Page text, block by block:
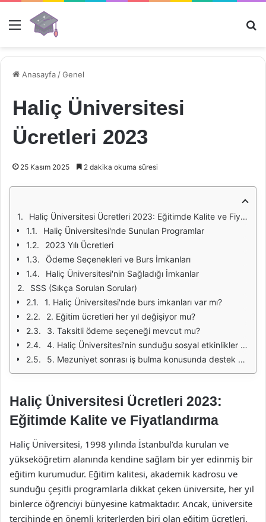
Menü
Anasayfa /Genel
Haliç Üniversitesi
Ücretleri 2023
25 Kasım 2025 2 dakika okuma süresi
Haliç Üniversitesi Ücretleri 2023: Eğitimde Kalite ve Fiyatlandırma
Haliç Üniversitesi'nde Sunulan Programlar
2023 Yılı Ücretleri
Ödeme Seçenekleri ve Burs İmkanları
Haliç Üniversitesi'nin Sağladığı İmkanlar
SSS (Sıkça Sorulan Sorular)
1. Haliç Üniversitesi'nde burs imkanları var mı?
2. Eğitim ücretleri her yıl değişiyor mu?
3. Taksitli ödeme seçeneği mevcut mu?
4. Haliç Üniversitesi'nin sunduğu sosyal etkinlikler nelerdir?
5. Mezuniyet sonrası iş bulma konusunda destek sağlıyorlar mı?
Haliç Üniversitesi Ücretleri 2023:
Eğitimde Kalite ve Fiyatlandırma
Haliç Üniversitesi, 1998 yılında İstanbul’da kurulan ve
yükseköğretim alanında kendine sağlam bir yer edinmiş bir
eğitim kurumudur. Eğitim kalitesi, akademik kadrosu ve
sunduğu çeşitli programlarla dikkat çeken üniversite, her yıl
binlerce öğrenciyi bünyesine katmaktadır. Ancak, üniversite
tercihinde en önemli kriterlerden biri olan eğitim ücretleri,